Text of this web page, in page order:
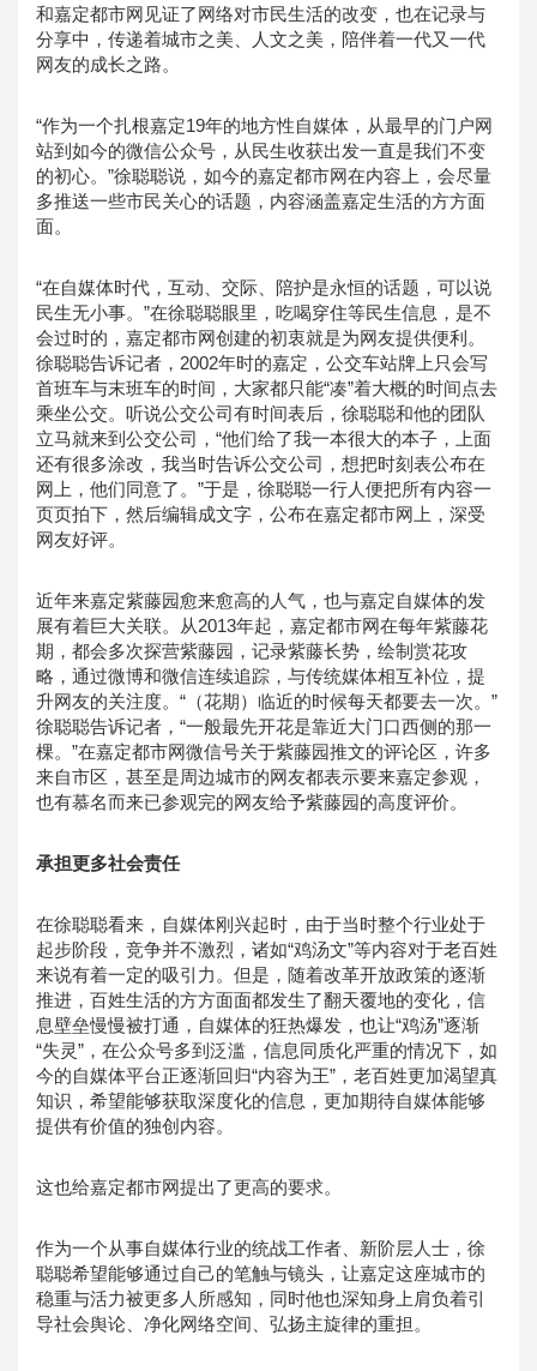
和嘉定都市网见证了网络对市民生活的改变，也在记录与
分享中，传递着城市之美、人文之美，陪伴着一代又一代
网友的成长之路。
“作为一个扎根嘉定19年的地方性自媒体，从最早的门户网
站到如今的微信公众号，从民生收获出发一直是我们不变
的初心。”徐聪聪说，如今的嘉定都市网在内容上，会尽量
多推送一些市民关心的话题，内容涵盖嘉定生活的方方面
面。
“在自媒体时代，互动、交际、陪护是永恒的话题，可以说
民生无小事。”在徐聪聪眼里，吃喝穿住等民生信息，是不
会过时的，嘉定都市网创建的初衷就是为网友提供便利。
徐聪聪告诉记者，2002年时的嘉定，公交车站牌上只会写
首班车与末班车的时间，大家都只能“凑”着大概的时间点去
乘坐公交。听说公交公司有时间表后，徐聪聪和他的团队
立马就来到公交公司，“他们给了我一本很大的本子，上面
还有很多涂改，我当时告诉公交公司，想把时刻表公布在
网上，他们同意了。”于是，徐聪聪一行人便把所有内容一
页页拍下，然后编辑成文字，公布在嘉定都市网上，深受
网友好评。
近年来嘉定紫藤园愈来愈高的人气，也与嘉定自媒体的发
展有着巨大关联。从2013年起，嘉定都市网在每年紫藤花
期，都会多次探营紫藤园，记录紫藤长势，绘制赏花攻
略，通过微博和微信连续追踪，与传统媒体相互补位，提
升网友的关注度。“（花期）临近的时候每天都要去一次。”
徐聪聪告诉记者，“一般最先开花是靠近大门口西侧的那一
棵。”在嘉定都市网微信号关于紫藤园推文的评论区，许多
来自市区，甚至是周边城市的网友都表示要来嘉定参观，
也有慕名而来已参观完的网友给予紫藤园的高度评价。
承担更多社会责任
在徐聪聪看来，自媒体刚兴起时，由于当时整个行业处于
起步阶段，竞争并不激烈，诸如“鸡汤文”等内容对于老百姓
来说有着一定的吸引力。但是，随着改革开放政策的逐渐
推进，百姓生活的方方面面都发生了翻天覆地的变化，信
息壁垒慢慢被打通，自媒体的狂热爆发，也让“鸡汤”逐渐
“失灵”，在公众号多到泛滥，信息同质化严重的情况下，如
今的自媒体平台正逐渐回归“内容为王”，老百姓更加渴望真
知识，希望能够获取深度化的信息，更加期待自媒体能够
提供有价值的独创内容。
这也给嘉定都市网提出了更高的要求。
作为一个从事自媒体行业的统战工作者、新阶层人士，徐
聪聪希望能够通过自己的笔触与镜头，让嘉定这座城市的
稳重与活力被更多人所感知，同时他也深知身上肩负着引
导社会舆论、净化网络空间、弘扬主旋律的重担。